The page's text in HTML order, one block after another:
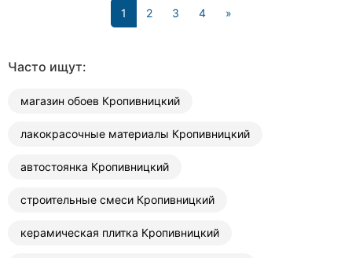
1 (current)
2 3 4 »
Часто ищут:
магазин обоев Кропивницкий
лакокрасочные материалы Кропивницкий
автостоянка Кропивницкий
строительные смеси Кропивницкий
керамическая плитка Кропивницкий